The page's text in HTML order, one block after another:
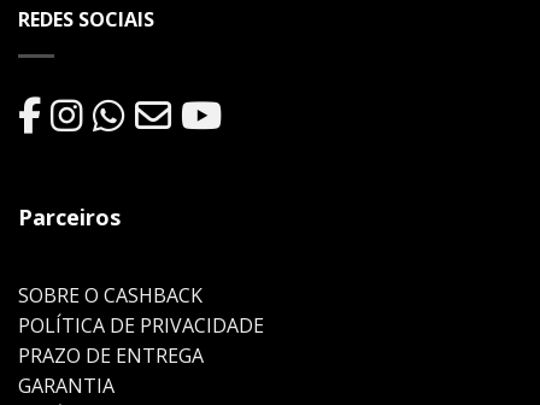
REDES SOCIAIS
Parceiros
SOBRE O CASHBACK
POLÍTICA DE PRIVACIDADE
PRAZO DE ENTREGA
GARANTIA